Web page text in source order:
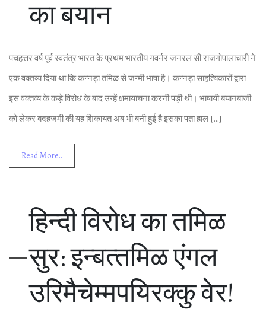
का बयान
पचहत्तर वर्ष पूर्व स्‍वतंत्र भारत के प्रथम भारतीय गवर्नर जनरल सी राजगोपालाचारी ने
एक वक्‍तव्‍य दिया था कि कन्नड़ा तम‍िळ से जन्‍मी भाषा है। कन्नड़ा साहत्यिकारों द्वारा
इस वक्‍तव्‍य के कड़े व‍ि‍रोध के बाद उन्‍हें क्षमायाचना करनी पड़ी थी। भाषायी बयानबाजी
को लेकर बदहजमी की यह श‍िकायत अब भी बनी हुई है इसका पता हाल […]
Read More..
ह‍िन्‍दी व‍िरोध का तम‍िळ
सुर: इन्‍बत्‍तम‍िळ एंगल
उर‍िमैचेम्‍मपय‍िरक्‍कु वेर!